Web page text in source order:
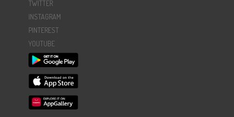
TWITTER
INSTAGRAM
PINTEREST
YOUTUBE